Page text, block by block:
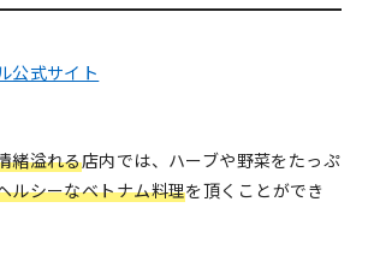
公式サイト
緒溢れる店内では、ハーブや野菜をたっぷ
ルシーなベトナム料理を頂くことができ